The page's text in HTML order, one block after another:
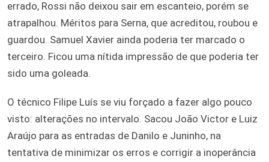
errado, Rossi não deixou sair em escanteio, porém se
atrapalhou. Méritos para Serna, que acreditou, roubou e
guardou. Samuel Xavier ainda poderia ter marcado o
terceiro. Ficou uma nítida impressão de que poderia ter
sido uma goleada.
O técnico Filipe Luís se viu forçado a fazer algo pouco
visto: alterações no intervalo. Sacou João Victor e Luiz
Araújo para as entradas de Danilo e Juninho, na
tentativa de minimizar os erros e corrigir a inoperância